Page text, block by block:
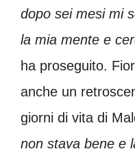
dopo sei mesi mi
la mia mente e
ha proseguito.
anche un
giorni di vita di
non stava bene e